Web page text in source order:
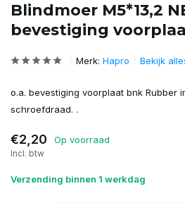
Blindmoer M5*13,2
bevestiging
Merk: Hapro Bekijk
o.a. bevestiging voorplaat bnk Rubber
schroefdraad. .
€2,20 Op voorraad
Incl. btw
Verzending binnen 1 werkdag